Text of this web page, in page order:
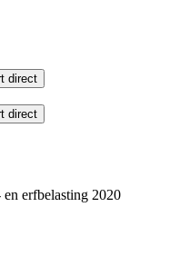
direct
direct
erfbelasting 2020